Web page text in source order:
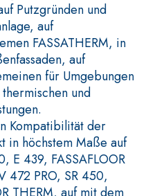
Putzgründen und
auf
FASSATHERM, in
auf
für Umgebungen
und
Kompatibilität der
in höchstem Maße auf
E 439, FASSAFLOOR
472 PRO, SR 450,